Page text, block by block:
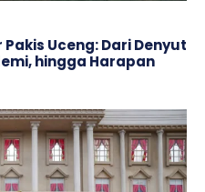
Uceng: Dari Denyut
hingga Harapan